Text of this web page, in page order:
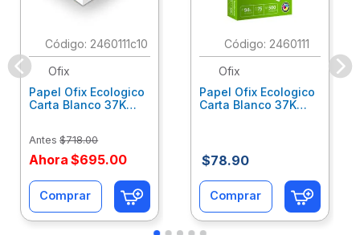
: 2460111c10
Ofix
Papel Ofix Ecologico
Carta Blanco 37K
Antes $718.00
Ahora $695.00
Comprar
: 2460111
Ofix
Papel Ofix Ecologico
Carta Blanco 37K
$78.90
Comprar